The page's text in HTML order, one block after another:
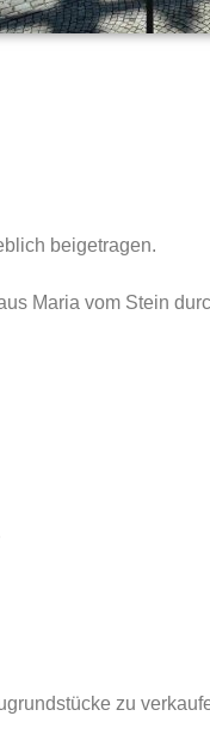
beigetragen.
Maria vom Stein
zu